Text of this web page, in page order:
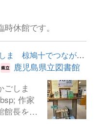
時休館です。
ミニ展示３ 「ハトの日かごしま 椋鳩十でつながろう」
鹿児島県立図書館
ごしま
作家
館長を務